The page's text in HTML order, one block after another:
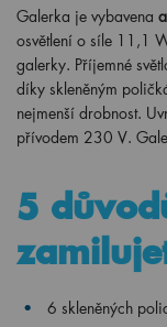
Galerka je vybavena
osvětlení o síle 11,1
galerky. Příjemné
díky skleněným
nejmenší drobnost.
přívodem 230 V.
5
6 skleněných